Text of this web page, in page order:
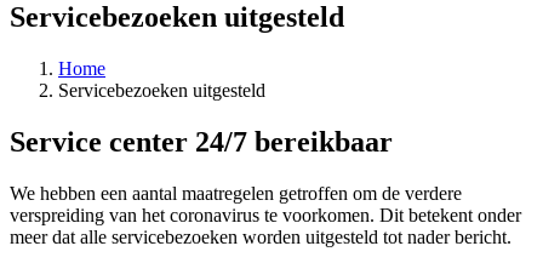
Servicebezoeken uitgesteld
Home
Servicebezoeken uitgesteld
Service center 24/7 bereikbaar
We hebben een aantal maatregelen getroffen om de verdere
verspreiding van het coronavirus te voorkomen. Dit betekent onder
meer dat alle servicebezoeken worden uitgesteld tot nader bericht.